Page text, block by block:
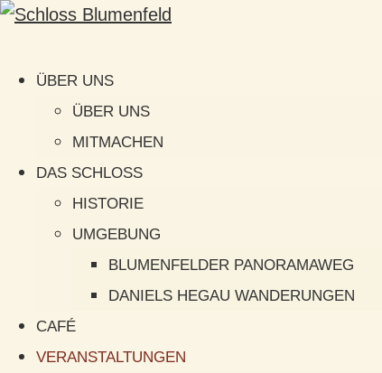
ÜBER UNS
ÜBER UNS
MITMACHEN
DAS SCHLOSS
HISTORIE
UMGEBUNG
BLUMENFELDER PANORAMAWEG
DANIELS HEGAU WANDERUNGEN
CAFÉ
VERANSTALTUNGEN